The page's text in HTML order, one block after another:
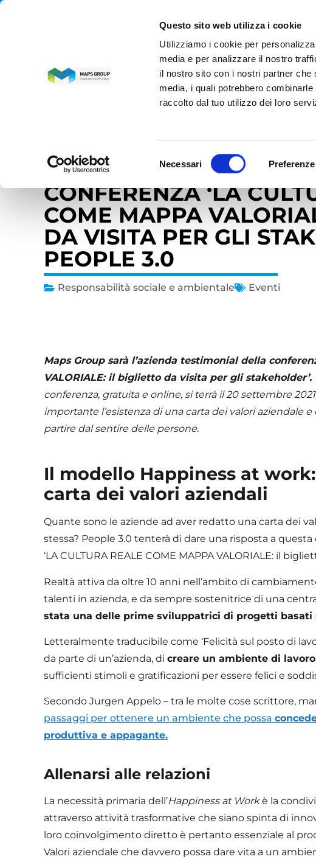
Questo sito web utilizza i cookie
Utilizziamo i cookie per
media e per analizzare il nostro
il nostro sito con i nostri partner
media, i quali potrebbero
raccolto dal tuo utilizzo dei loro
del
Necessari Preferenze
MAPS GROUP
Responsabilità sociale e ambientale »
Maps
MAPS GROUP
CONFERENZA ‘LA
COME MAPPA
DA VISITA PER GLI
PEOPLE 3.0
Responsabilità sociale e ambientale Eventi
Maps Group sarà l’azienda testimonial della
VALORIALE: il biglietto da visita per gli
conferenza, gratuita e online, si terrà il 20 settembre
importante l’esistenza di una carta dei valori aziendale
partire dal sentire delle persone.
Il modello Happiness at
carta dei valori aziendali
Quante sono le aziende ad aver redatto una carta dei
stessa? People 3.0 tenterà di dare una risposta a
‘LA CULTURA REALE COME MAPPA VALORIALE: il
Realtà attiva da oltre 10 anni nell’ambito di
talenti in azienda, e da sempre sostenitrice di una
stata una delle prime sviluppatrici di progetti basati
Letteralmente traducibile come ‘Felicità sul posto di
da parte di un’azienda, di creare un ambiente di
sufficienti stimoli e gratificazioni per essere felici e
Secondo Jurgen Appelo – tra le molte cose scrittore,
passaggi per ottenere un ambiente che possa
produttiva e appagante.
Allenarsi alle relazioni
La necessità primaria dell’Happiness at Workè la
attraverso attività trasformative che siano spinta di
loro coinvolgimento diretto è pertanto essenziale al
Valori aziendale che davvero possa dare vita a un